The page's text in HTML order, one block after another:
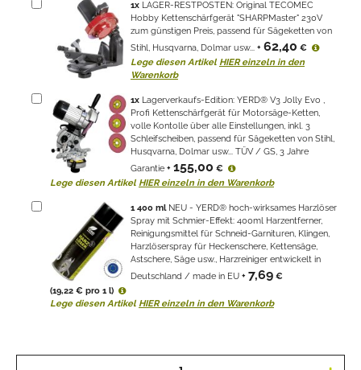
1x LAGER-RESTPOSTEN: Original TECOMEC
Hobby Kettenschärfgerät "SHARPMaster" 230V
zum günstigen Preis, passend für Sägeketten von
Stihl, Husqvarna, Dolmar usw... + 62,40 €
Lege diesen Artikel HIER einzeln in den
Warenkorb
1x Lagerverkaufs-Edition: YERD® V3 Jolly Evo ,
Profi Kettenschärfgerät für Motorsäge-Ketten,
volle Kontolle über alle Einstellungen, inkl. 3
Schleifscheiben, passend für Sägeketten von Stihl,
Husqvarna, Dolmar usw... TÜV / GS, 3 Jahre
Garantie + 155,00 €
Lege diesen Artikel HIER einzeln in den Warenkorb
1400 ml NEU - YERD® hoch-wirksames Harzlöser
Spray mit Schmier-Effekt: 400ml Harzentferner,
Reinigungsmittel für Schneid-Garnituren, Klingen,
Harzlöserspray für Heckenschere, Kettensäge,
Astschere, Säge usw., Harzreiniger entwickelt in
Deutschland / made in EU + 7,69 €
(19,22 € pro 1 l)
Lege diesen Artikel HIER einzeln in den Warenkorb